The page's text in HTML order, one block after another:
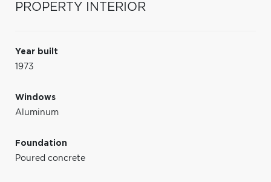
PROPERTY INTERIOR
Year built
1973
Windows
Aluminum
Foundation
Poured concrete